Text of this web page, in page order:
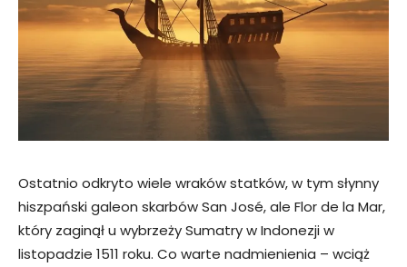
Ostatnio odkryto wiele wraków statków, w tym słynny
hiszpański galeon skarbów San José, ale Flor de la Mar,
który zaginął u wybrzeży Sumatry w Indonezji w
listopadzie 1511 roku. Co warte nadmienienia – wciąż